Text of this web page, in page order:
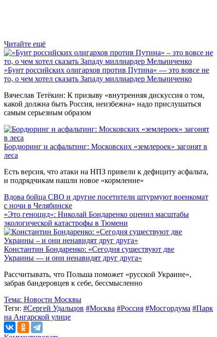
Читайте ещё
«Бунт российских олигархов против Путина» — это вовсе не
то, о чем хотел сказать Западу миллиардер Мельниченко
Вячеслав Тетёкин: К призыву «внутренняя дискуссия о том,
какой должна быть Россия, неизбежна» надо прислушаться
самым серьезным образом
Бордюринг и асфальтинг: Московских «землероек» загонят в
леса
Есть версия, что атаки на НПЗ привели к дефициту асфальта,
и подрядчикам нашли новое «кормление»
Вдова бойца СВО и другие посетители штурмуют военкомат
с ночи в Челябинске
«Это геноцид»: Николай Бондаренко оценил масштабы
экологической катастрофы в Тюмени
Константин Бондаренко: «Сегодня существуют две
Украины — и они ненавидят друг друга»
Рассчитывать, что Польша поможет «русской Украине»,
забрав бандеровцев к себе, бессмысленно
Тема: Новости Москвы
Теги: #Сергей Удальцов #Москва #Россия #Мосгордума #Парк
на Ангарской улице